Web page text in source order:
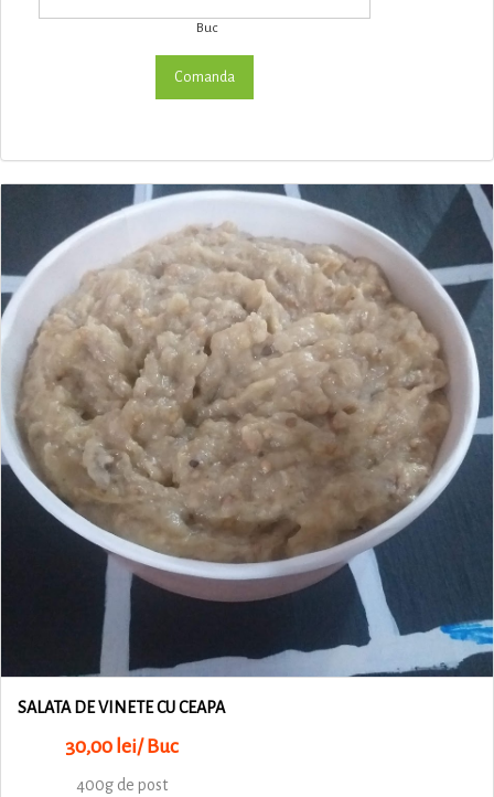
Buc
SALATA DE VINETE CU CEAPA
30,00 lei/ Buc
400g de post